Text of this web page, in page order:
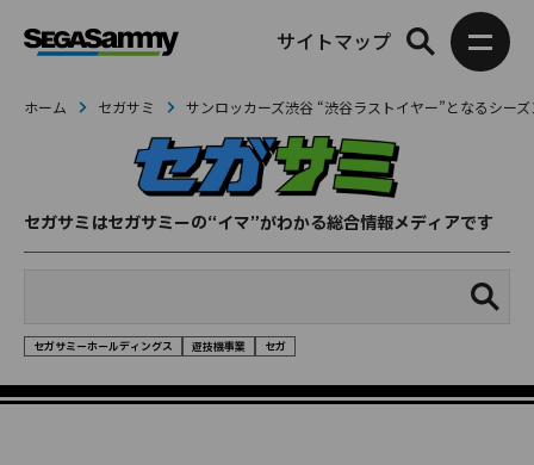
サイトマップ
ホーム セガサミ サンロッカーズ渋谷 “渋谷ラストイヤー”となるシー
セガサミはセガサミーの“イマ”がわかる総合情報メディアです
セガサミーホールディングス 遊技機事業 セガ